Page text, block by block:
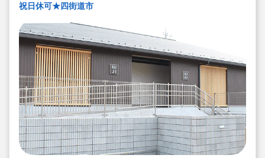
祝日休可★四街道市